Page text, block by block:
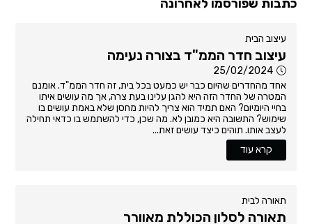
כתבות שפורסמו לאחרונה
עיצוב הבית
עיצוב חדר הממ"ד בצורה נעימה
25/02/2024
אחד מהחדרים שהיום כבר יש כמעט בכל בית, זה חדר הממ"ד. אומנם
המטרה של החדר הזה היא להגן עלינו בעת צרה, אך מה עושים איתו
בחיי היומיום? האם תמיד הוא צריך להיות מחסן שלא באמת עושים בו
שימוש? התשובה היא כמובן לא. מה שכן, כדי להשתמש בו כדאי תחילה
לעצב אותו. תוהים כיצד עושים זאת...
קרא עוד
תאורה לבית
תאורה לסלון הכוללת מאוורר